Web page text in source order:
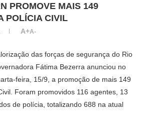
PROMOVE MAIS 149
POLÍCIA CIVIL
A+A-
das forças de segurança do Rio
Fátima Bezerra anunciou no
feira, 15/9, a promoção de mais 149
Foram promovidos 116 agentes, 13
de polícia, totalizando 688 na atual